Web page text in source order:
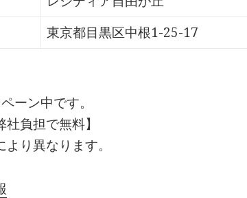
東京都目黒区中根1-25-17
ーン中です。
負担で無料】
り異なります。